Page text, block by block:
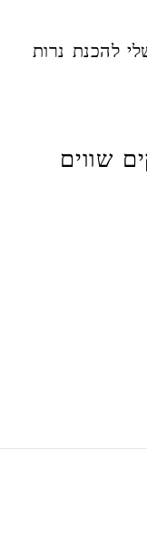
להכנת נרות
שווים